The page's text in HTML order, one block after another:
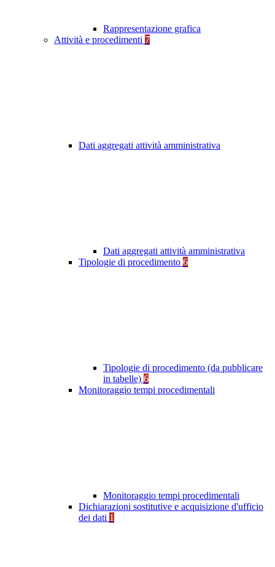
Rappresentazione grafica
Attività e procedimenti 7
Dati aggregati attività amministrativa
Dati aggregati attività amministrativa
Tipologie di procedimento 6
Tipologie di procedimento (da pubblicare
in tabelle) 6
Monitoraggio tempi procedimentali
Monitoraggio tempi procedimentali
Dichiarazioni sostitutive e acquisizione d'ufficio
dei dati 1